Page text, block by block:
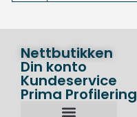
Nettbutikken
Din konto
Kundeservice
Prima Profilering